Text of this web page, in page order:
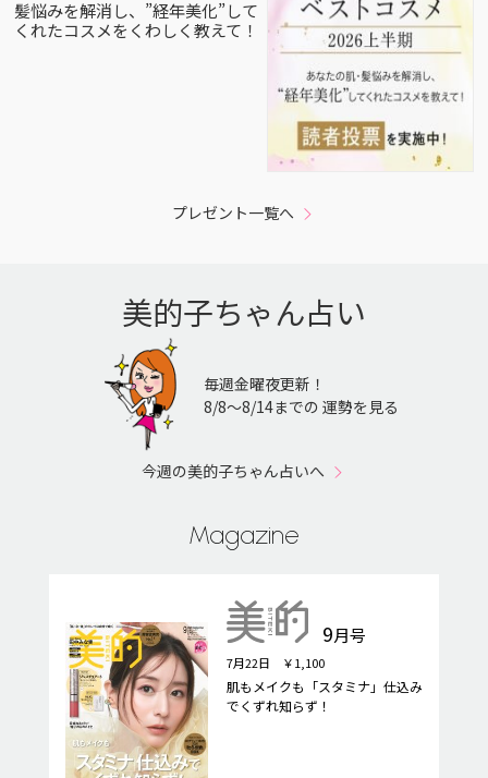
髪悩みを解消し、”経年美化”して
くれたコスメをくわしく教えて！
プレゼント一覧へ
美的子ちゃん占い
毎週金曜夜更新！
8/8〜8/14までの 運勢を見る
今週の美的子ちゃん占いへ
Magazine
9月号
7月22日 ￥1,100
肌もメイクも「スタミナ」仕込み
でくずれ知らず！